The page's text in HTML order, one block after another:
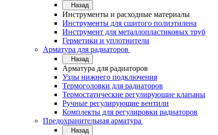
Назад
Инструменты и расходные материалы
Инструменты для сшитого полиэтилена
Инструмент для металлопластиковых труб
Герметики и уплотнители
Арматура для радиаторов
Назад
Арматура для радиаторов
Узлы нижнего подключения
Термоголовки для радиаторов
Термостатические регулирующие клапаны
Ручные регулирующие вентили
Комплекты для регулировки радиаторов
Предохранительная арматура
Назад